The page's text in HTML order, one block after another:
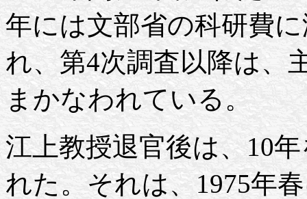
年には文部省の科研費
れ、第4次調査以降は、
まかなわれている。
江上教授退官後は、10
れた。それは、1975年